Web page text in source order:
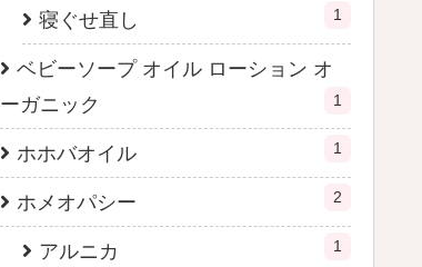
寝ぐせ直し 1
ベビーソープ オイル ローション オ
ーガニック
1
ホホバオイル 1
ホメオパシー 2
アルニカ 1